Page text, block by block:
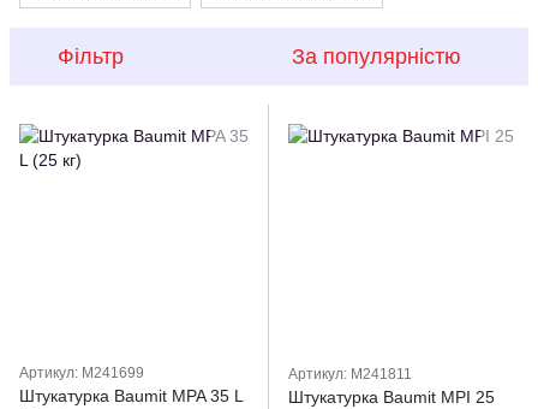
Фільтр За популярністю
Артикул: M241699
Штукатурка Baumit MPA 35 L
Артикул: M241811
Штукатурка Baumit MPI 25